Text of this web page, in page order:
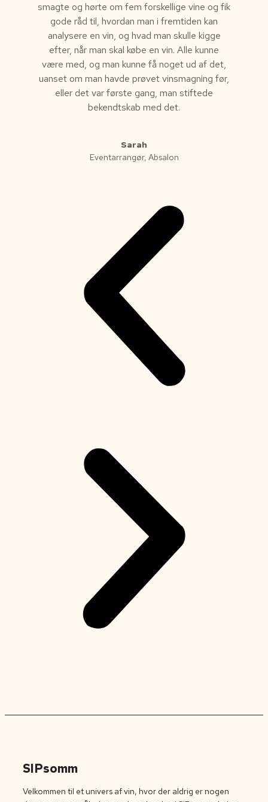
smagte og hørte om fem forskellige vine og fik
gode råd til, hvordan man i fremtiden kan
analysere en vin, og hvad man skulle kigge
efter, når man skal købe en vin. Alle kunne
være med, og man kunne få noget ud af det,
uanset om man havde prøvet vinsmagning før,
eller det var første gang, man stiftede
bekendtskab med det.
Sarah
Eventarrangør, Absalon
SIPsomm
Velkommen til et univers af vin, hvor der aldrig er nogen